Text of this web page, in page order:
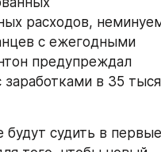
себя отменным
год
Родса и получив
Клинтон был избран
штата,